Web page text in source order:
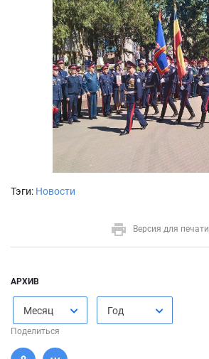
Тэги: Новости
Версия для печати
АРХИВ
Месяц Год
Поделиться